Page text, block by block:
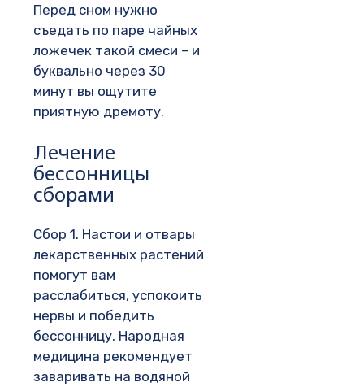
Перед сном нужно
съедать по паре чайных
ложечек такой смеси – и
буквально через 30
минут вы ощутите
приятную дремоту.
Лечение
бессонницы
сборами
Сбор 1. Настои и отвары
лекарственных растений
помогут вам
расслабиться, успокоить
нервы и победить
бессонницу. Народная
медицина рекомендует
заваривать на водяной